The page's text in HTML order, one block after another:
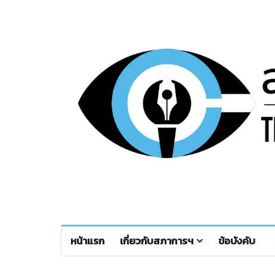
หน้าแรก เกี่ยวกับสภาการฯ ข้อบังคับ